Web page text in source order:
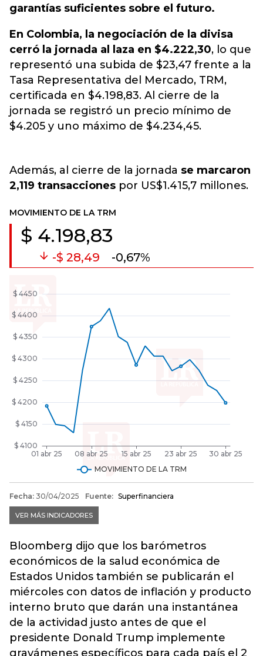
garantías suficientes sobre el futuro.
En Colombia, la negociación de la divisa
cerró la jornada al laza en $4.222,30, lo que
representó una subida de $23,47 frente a la
Tasa Representativa del Mercado, TRM,
certificada en $4.198,83. Al cierre de la
jornada se registró un precio mínimo de
$4.205 y uno máximo de $4.234,45.
Además, al cierre de la jornada se marcaron
2,119 transacciones por US$1.415,7 millones.
Bloomberg dijo que los barómetros
económicos de la salud económica de
Estados Unidos también se publicarán el
miércoles con datos de inflación y producto
interno bruto que darán una instantánea
de la actividad justo antes de que el
presidente Donald Trump implemente
gravámenes específicos para cada país el 2